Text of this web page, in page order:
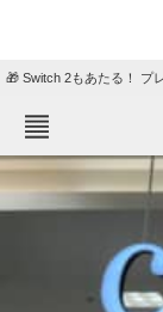
🎁 Switch 2もあたる！ プ
ねとらぼメニュ